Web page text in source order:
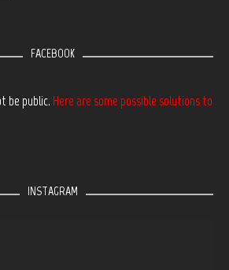
FACEBOOK
be public. Here are some possible solutions to
INSTAGRAM